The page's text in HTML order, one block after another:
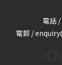
電話 /
電郵 /